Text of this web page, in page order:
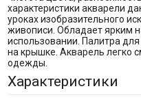
характеристики акварели
уроках изобразительного
живописи. Обладает ярким
использовании. Палитра
на крышке. Акварель легко
одежды.
Характеристики